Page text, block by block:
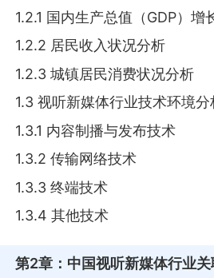
1.2.1 国内生产总值（GDP）增
1.2.2 居民收入状况分析
1.2.3 城镇居民消费状况分析
1.3 视听新媒体行业技术环境分
1.3.1 内容制播与发布技术
1.3.2 传输网络技术
1.3.3 终端技术
1.3.4 其他技术
第2章 ：中国视听新媒体行业